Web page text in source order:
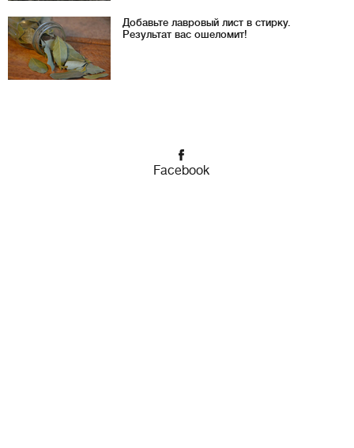
Добавьте лавровый лист в стирку.
Результат вас ошеломит!
Facebook